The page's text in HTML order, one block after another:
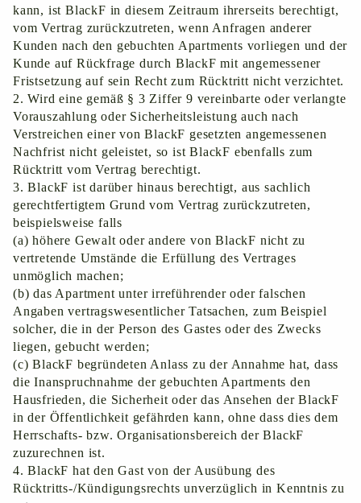
kann, ist BlackF in diesem Zeitraum ihrerseits berechtigt,
vom Vertrag zurückzutreten, wenn Anfragen anderer
Kunden nach den gebuchten Apartments vorliegen und der
Kunde auf Rückfrage durch BlackF mit angemessener
Fristsetzung auf sein Recht zum Rücktritt nicht verzichtet.
2. Wird eine gemäß ‎§ 3 Ziffer 9 vereinbarte oder verlangte
Vorauszahlung oder Sicherheitsleistung auch nach
Verstreichen einer von BlackF gesetzten angemessenen
Nachfrist nicht geleistet, so ist BlackF ebenfalls zum
Rücktritt vom Vertrag berechtigt.
3. BlackF ist darüber hinaus berechtigt, aus sachlich
gerechtfertigtem Grund vom Vertrag zurückzutreten,
beispielsweise falls
(a) höhere Gewalt oder andere von BlackF nicht zu
vertretende Umstände die Erfüllung des Vertrages
unmöglich machen;
(b) das Apartment unter irreführender oder falschen
Angaben vertragswesentlicher Tatsachen, zum Beispiel
solcher, die in der Person des Gastes oder des Zwecks
liegen, gebucht werden;
(c) BlackF begründeten Anlass zu der Annahme hat, dass
die Inanspruchnahme der gebuchten Apartments den
Hausfrieden, die Sicherheit oder das Ansehen der BlackF
in der Öffentlichkeit gefährden kann, ohne dass dies dem
Herrschafts- bzw. Organisationsbereich der BlackF
zuzurechnen ist.
4. BlackF hat den Gast von der Ausübung des
Rücktritts-/Kündigungsrechts unverzüglich in Kenntnis zu